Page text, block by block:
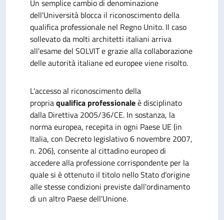
Un semplice cambio di denominazione
dell'Università blocca il riconoscimento della
qualifica professionale nel Regno Unito. Il caso
sollevato da molti architetti italiani arriva
all'esame del SOLVIT e grazie alla collaborazione
delle autorità italiane ed europee viene risolto.
L'accesso al riconoscimento della
propriaqualifica professionaleè disciplinato
dalla Direttiva 2005/36/CE. In sostanza, la
norma europea, recepita in ogni Paese UE (in
Italia, con Decreto legislativo 6 novembre 2007,
n. 206), consente al cittadino europeo di
accedere alla professione corrispondente per la
quale si è ottenuto il titolo nello Stato d'origine
alle stesse condizioni previste dall'ordinamento
di un altro Paese dell'Unione.